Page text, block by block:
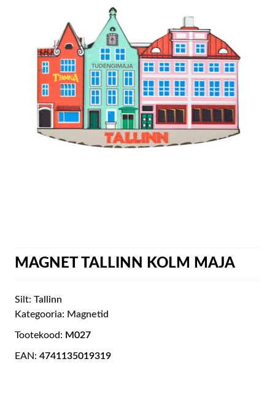
MAGNET TALLINN KOLM MAJA
EAN: 4741135019319
Tootekood: M027
Kategooria: Magnetid
Silt: Tallinn